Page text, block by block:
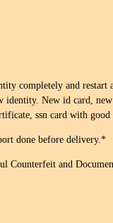
completely and restart
New id card, new
ssn card with good
done before delivery.*
Counterfeit and